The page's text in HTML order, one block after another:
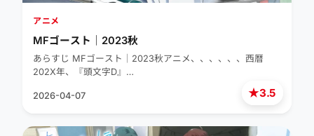
★3.5
アニメ
MFゴースト｜2023秋
あらすじ MFゴースト｜2023秋アニメ、、、、、、西暦
202X年、『頭文字D』…
2026-04-07